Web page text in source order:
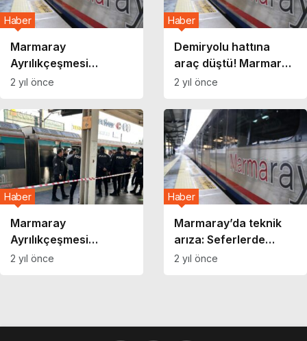
Marmaray
Ayrılıkçeşmesi
İstasyonu’nda intihar
Haber
2 yıl önce
Demiryolu hattına
araç düştü! Marmaray
seferlerinde aksama
Haber
2 yıl önce
Marmaray
Ayrılıkçeşmesi
İstasyonu’nda intihar
Haber
2 yıl önce
Marmaray’da teknik
arıza: Seferlerde
aksama yaşanıyor
Haber
2 yıl önce